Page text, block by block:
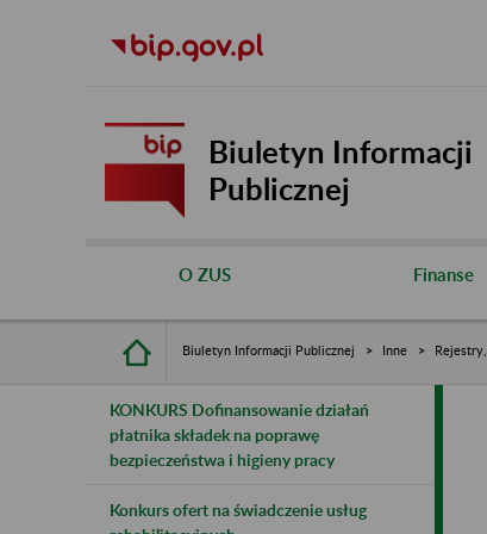
Biuletyn Informacji
Publicznej
O ZUS Finanse
Biuletyn Informacji Publicznej Inne
KONKURS Dofinansowanie działań
płatnika składek na poprawę
bezpieczeństwa i higieny pracy
Konkurs ofert na świadczenie usług